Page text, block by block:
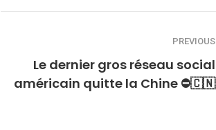
PREVIOUS
Le dernier gros réseau social
américain quitte la Chine ⛔️🇨🇳